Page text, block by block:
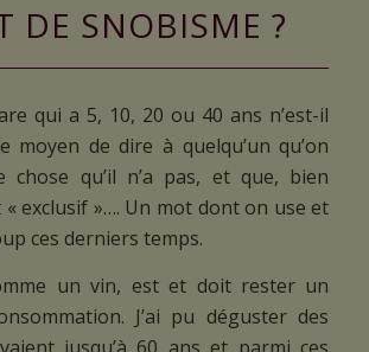
DE SNOBISME ?
qui a 5, 10, 20 ou 40 ans n’est-il
moyen de dire à quelqu’un qu’on
chose qu’il n’a pas, et que, bien
« exclusif »…. Un mot dont on use et
ces derniers temps.
un vin, est et doit rester un
J’ai pu déguster des